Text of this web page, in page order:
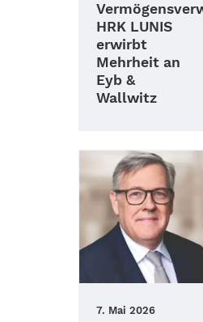
HRK LUNIS
erwirbt
Mehrheit an
Eyb &
Wallwitz
7. Mai 2026